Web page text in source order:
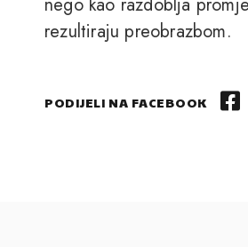
rezultiraju preobrazbom.
PODIJELI NA FACEBOOK